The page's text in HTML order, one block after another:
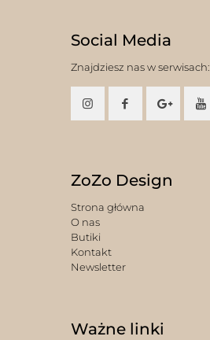
Social Media
Znajdziesz nas w serwisach:
ZoZo Design
Strona główna
O nas
Butiki
Kontakt
Newsletter
Ważne linki